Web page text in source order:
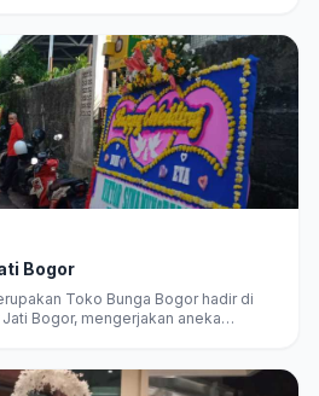
Bogor
Toko Bunga Bogor hadir di
Bogor, mengerjakan aneka